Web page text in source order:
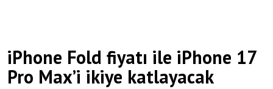
iPhone Fold fiyatı ile iPhone 17
Pro Max’i ikiye katlayacak